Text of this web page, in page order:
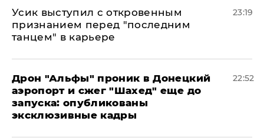
Усик выступил с откровенным
признанием перед "последним
танцем" в карьере
23:19
Дрон "Альфы" проник в Донецкий
аэропорт и сжег "Шахед" еще до
запуска: опубликованы
эксклюзивные кадры
22:52